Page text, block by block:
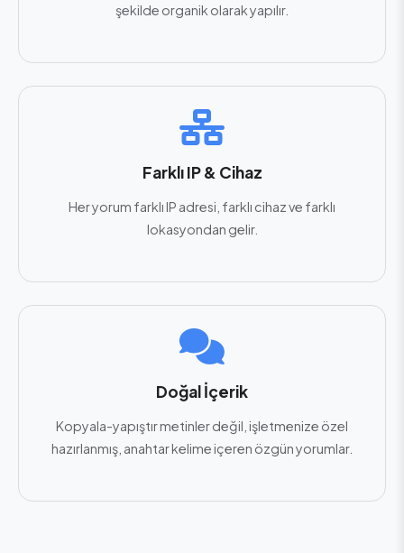
şekilde organik olarak yapılır.
Farklı IP & Cihaz
Her yorum farklı IP adresi, farklı cihaz ve farklı
lokasyondan gelir.
Doğal İçerik
Kopyala-yapıştır metinler değil, işletmenize özel
hazırlanmış, anahtar kelime içeren özgün yorumlar.